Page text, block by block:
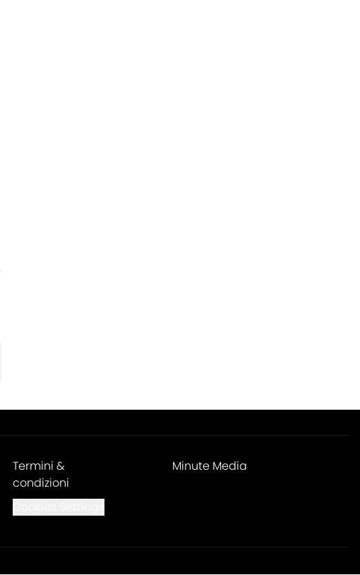
Termini &
condizioni
Minute Media